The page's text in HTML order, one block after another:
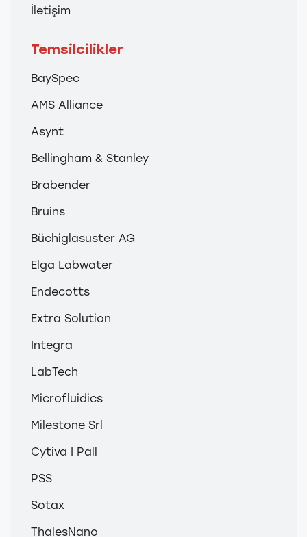
İletişim
Temsilcilikler
BaySpec
AMS Alliance
Asynt
Bellingham & Stanley
Brabender
Bruins
Büchiglasuster AG
Elga Labwater
Endecotts
Extra Solution
Integra
LabTech
Microfluidics
Milestone Srl
Cytiva | Pall
PSS
Sotax
ThalesNano